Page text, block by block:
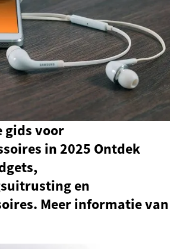
gids voor
in 2025 Ontdek
en
Meer informatie van